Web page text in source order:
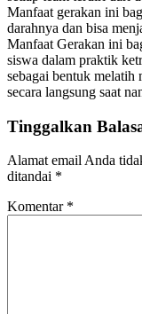
Manfaat gerakan ini
darahnya dan bisa
Manfaat Gerakan ini
siswa dalam praktik
sebagai bentuk melatih
secara langsung saat
Tinggalkan
Alamat email Anda
ditandai *
Komentar *